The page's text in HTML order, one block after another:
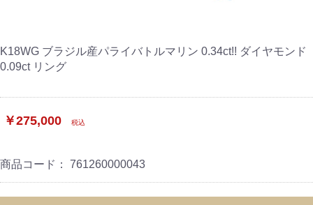
K18WG ブラジル産パライバトルマリン 0.34ct!! ダイヤモンド
0.09ct リング
￥275,000 税込
商品コード： 761260000043